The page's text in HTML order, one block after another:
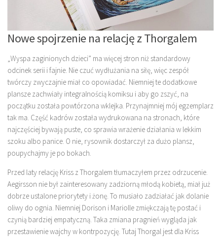
Nowe spojrzenie na relację z Thorgalem
„Wyspa zaginionych dzieci” ma więcej stron niż standardowy
odcinek serii i fajnie. Nie czuć wydłużania na siłę, więc zespół
twórczy zwyczajnie miał co opowiadać. Niemniej te dodatkowe
plansze zachwiały integralnością komiksu i aby go zszyć, na
początku została powtórzona wklejka. Przynajmniej mój egzemplarz
tak ma. Część kadrów została wydrukowana na stronach, które
najczęściej bywają puste, co sprawia wrażenie działania w lekkim
szoku albo panice. O nie, rysownik dostarczył za dużo plansz,
poupychajmy je po bokach.
Przed laty relację Kriss z Thorgalem tłumaczyłem przez odrzucenie.
Aegirsson nie był zainteresowany zadziorną młodą kobietą, miał już
dobrze ustalone priorytety i żonę. To musiało zadziałać jak dolanie
oliwy do ognia. Niemniej Dorison i Mariolle zmiękczają tę postać i
czynią bardziej empatyczną. Taka zmiana pragnień wygląda jak
przestawienie wajchy w kontrpozycję. Tutaj Thorgal jest dla Kriss